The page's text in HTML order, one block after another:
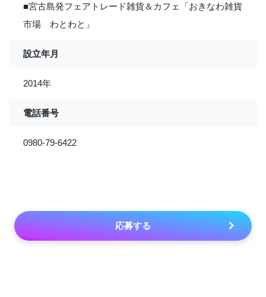
■宮古島発フェアトレード雑貨＆カフェ「おきなわ雑貨
市場 わとわと」
設立年月
2014年
電話番号
0980-79-6422
応募する